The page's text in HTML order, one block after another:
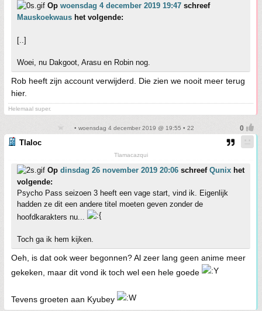
Op woensdag 4 december 2019 19:47 schreef
Mauskoekwaus het volgende:
[..]
Woei, nu Dakgoot, Arasu en Robin nog.
Rob heeft zijn account verwijderd. Die zien we nooit meer terug
hier.
Helemaal super.
• woensdag 4 december 2019 @ 19:55 • 22
Tlaloc
Tlamacazqui
Op dinsdag 26 november 2019 20:06 schreef Qunix het
volgende:
Psycho Pass seizoen 3 heeft een vage start, vind ik. Eigenlijk
hadden ze dit een andere titel moeten geven zonder de
hoofdkarakters nu...
Toch ga ik hem kijken.
Oeh, is dat ook weer begonnen? Al zeer lang geen anime meer
gekeken, maar dit vond ik toch wel een hele goede
Tevens groeten aan Kyubey